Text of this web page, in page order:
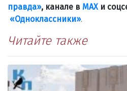
правда», канале в МАХи
«Одноклассники».
Читайте также